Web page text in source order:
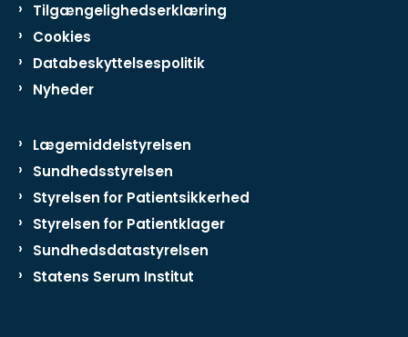
Tilgængelighedserklæring
Cookies
Databeskyttelsespolitik
Nyheder
Lægemiddelstyrelsen
Sundhedsstyrelsen
Styrelsen for Patientsikkerhed
Styrelsen for Patientklager
Sundhedsdatastyrelsen
Statens Serum Institut